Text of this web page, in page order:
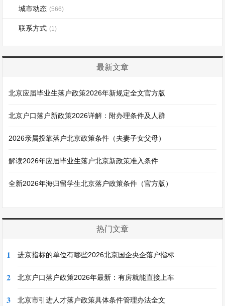
城市动态 (566)
联系方式 (1)
最新文章
北京应届毕业生落户政策2026年新规定全文官方版
北京户口落户新政策2026详解：附办理条件及人群
2026亲属投靠落户北京政策条件（夫妻子女父母）
解读2026年应届毕业生落户北京新政策准入条件
全新2026年海归留学生北京落户政策条件（官方版）
热门文章
1 进京指标的单位有哪些2026北京国企央企落户指标
2 北京户口落户政策2026年最新：有房就能直接上车
3 北京市引进人才落户政策具体条件管理办法全文